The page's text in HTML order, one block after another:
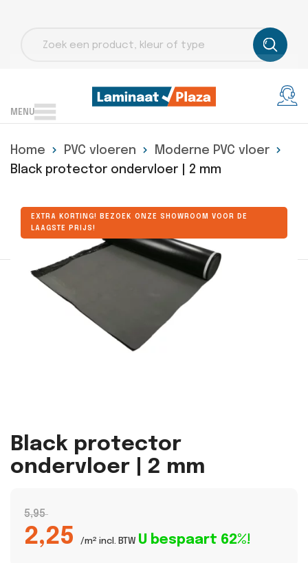
zoeken
MENU
Home PVC vloeren
Moderne PVC vloer
Black protector ondervloer | 2 mm
EXTRA KORTING! BEZOEK ONZE SHOWROOM VOOR DE
LAAGSTE PRIJS!
Black protector
ondervloer | 2 mm
5,95
2,25 /m² incl. BTW U bespaart 62%!